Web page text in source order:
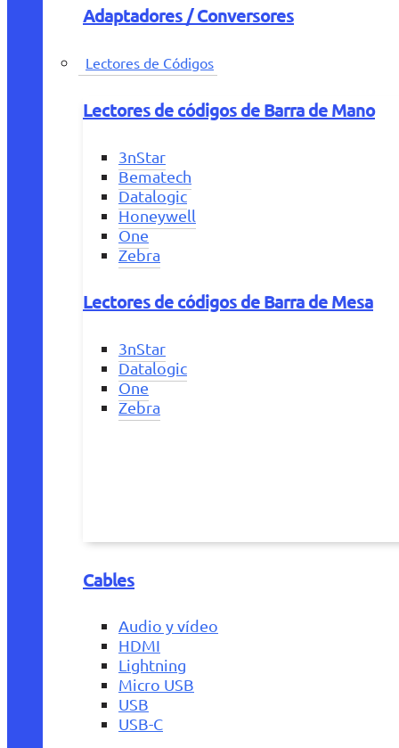
Adaptadores / Conversores
Lectores de Códigos
Lectores de códigos de Barra de Mano
3nStar
Bematech
Datalogic
Honeywell
One
Zebra
Lectores de códigos de Barra de Mesa
3nStar
Datalogic
One
Zebra
Cables
Audio y vídeo
HDMI
Lightning
Micro USB
USB
USB-C